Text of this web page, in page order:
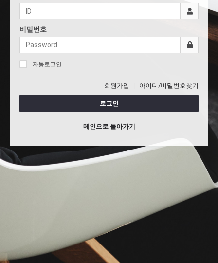
비밀번호
자동로그인
회원가입 아이디/비밀번호찾기
로그인
메인으로 돌아가기